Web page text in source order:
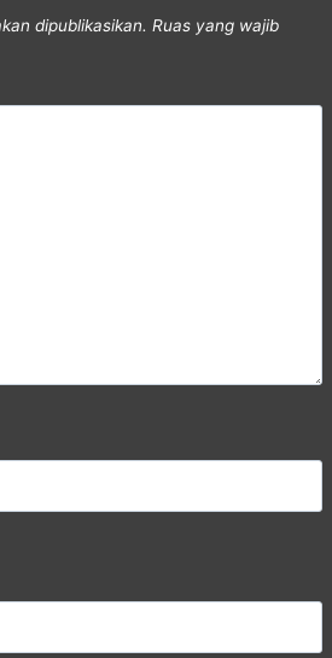
dipublikasikan. Ruas yang wajib